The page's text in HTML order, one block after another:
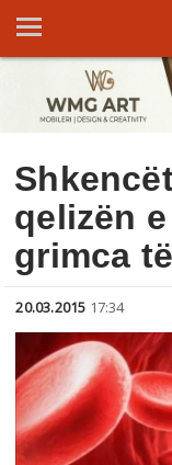
qelizën
grimca
20.03.2015 17:34